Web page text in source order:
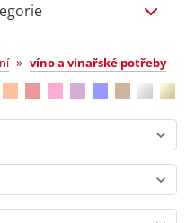
» víno a vinařské potřeby